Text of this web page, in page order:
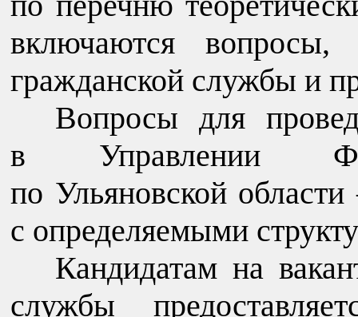
включаются вопросы,
гражданской службы и
Вопросы для
в Управлении
по Ульяновской
с определяемыми
Кандидатам на
службы